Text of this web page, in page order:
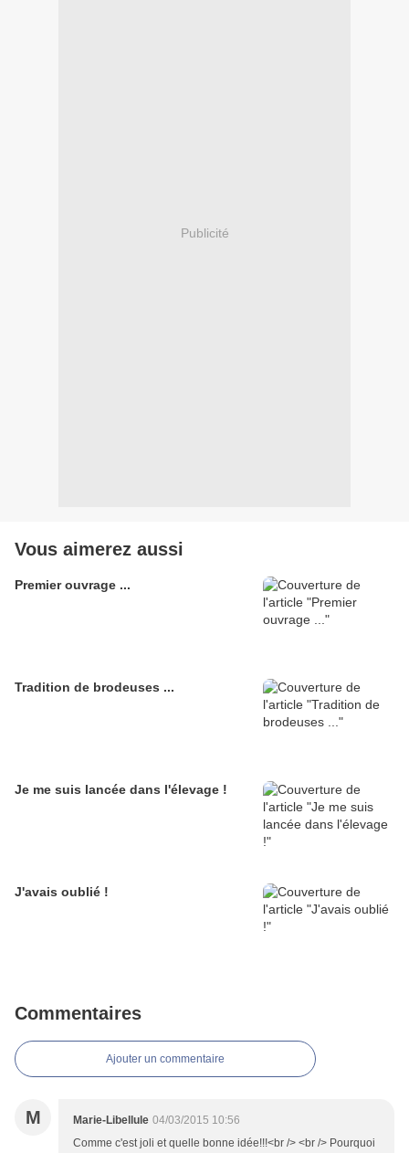
Publicité
Vous aimerez aussi
Premier ouvrage ...
Tradition de brodeuses ...
Je me suis lancée dans l'élevage !
J'avais oublié !
Commentaires
Ajouter un commentaire
M Marie-Libellule 04/03/2015 10:56
Comme c'est joli et quelle bonne idée!!!<br /> <br /> Pourquoi